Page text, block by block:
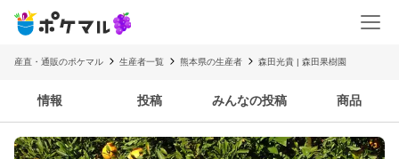
産直・通販のポケマル 生産者一覧 熊本県の生産者 森田光貴 | 森田果樹園
情報 投稿 みんなの投稿 商品